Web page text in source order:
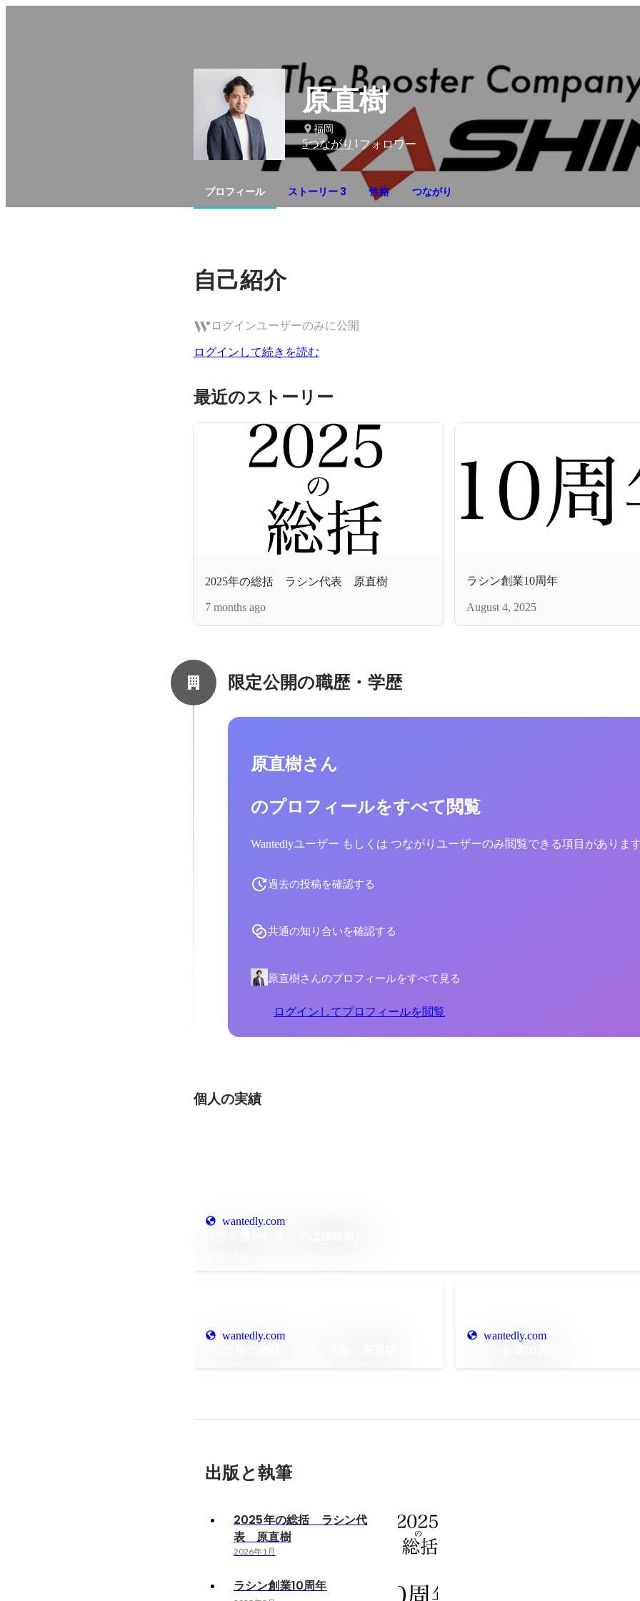
原直樹
福岡
5つながり 1 フォロワー
プロフィール ストーリー 3 性格 つながり
自己紹介
ログインユーザーのみに公開
ログインして続きを読む
最近のストーリー
2025年の総括 ラシン代表 原直樹
7 months ago
ラシン創業10周年
August 4, 2025
限定公開の職歴・学歴
原直樹さん
のプロフィールをすべて閲覧
Wantedlyユーザー もしくは つながりユーザーのみ閲覧できる項目がありま
過去の投稿を確認する
共通の知り合いを確認する
原直樹さんのプロフィールをすべて見る
ログインしてプロフィールを閲覧
個人の実績
wantedly.com
wantedly.com wantedly.com
出版と執筆
2025年の総括 ラシン代
表 原直樹
2026年1月
ラシン創業10周年